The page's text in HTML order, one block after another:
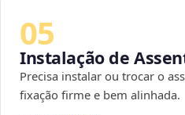
05
Instalação de
Precisa instalar ou trocar o
fixação firme e bem alinhada.